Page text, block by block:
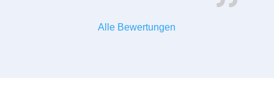
Alle Bewertungen